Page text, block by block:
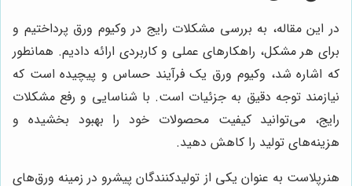
در این مقاله، به بررسی مشکلات رایج در وکیوم ورق پرداختیم و
برای هر مشکل، راهکارهای عملی و کاربردی ارائه دادیم. همانطور
که اشاره شد، وکیوم ورق یک فرآیند حساس و پیچیده است که
نیازمند توجه دقیق به جزئیات است. با شناسایی و رفع مشکلات
رایج، می‌توانید کیفیت محصولات خود را بهبود بخشیده و
هزینه‌های تولید را کاهش دهید.
هنرپلاست به عنوان یکی از تولیدکنندگان پیشرو در زمینه ورق‌های